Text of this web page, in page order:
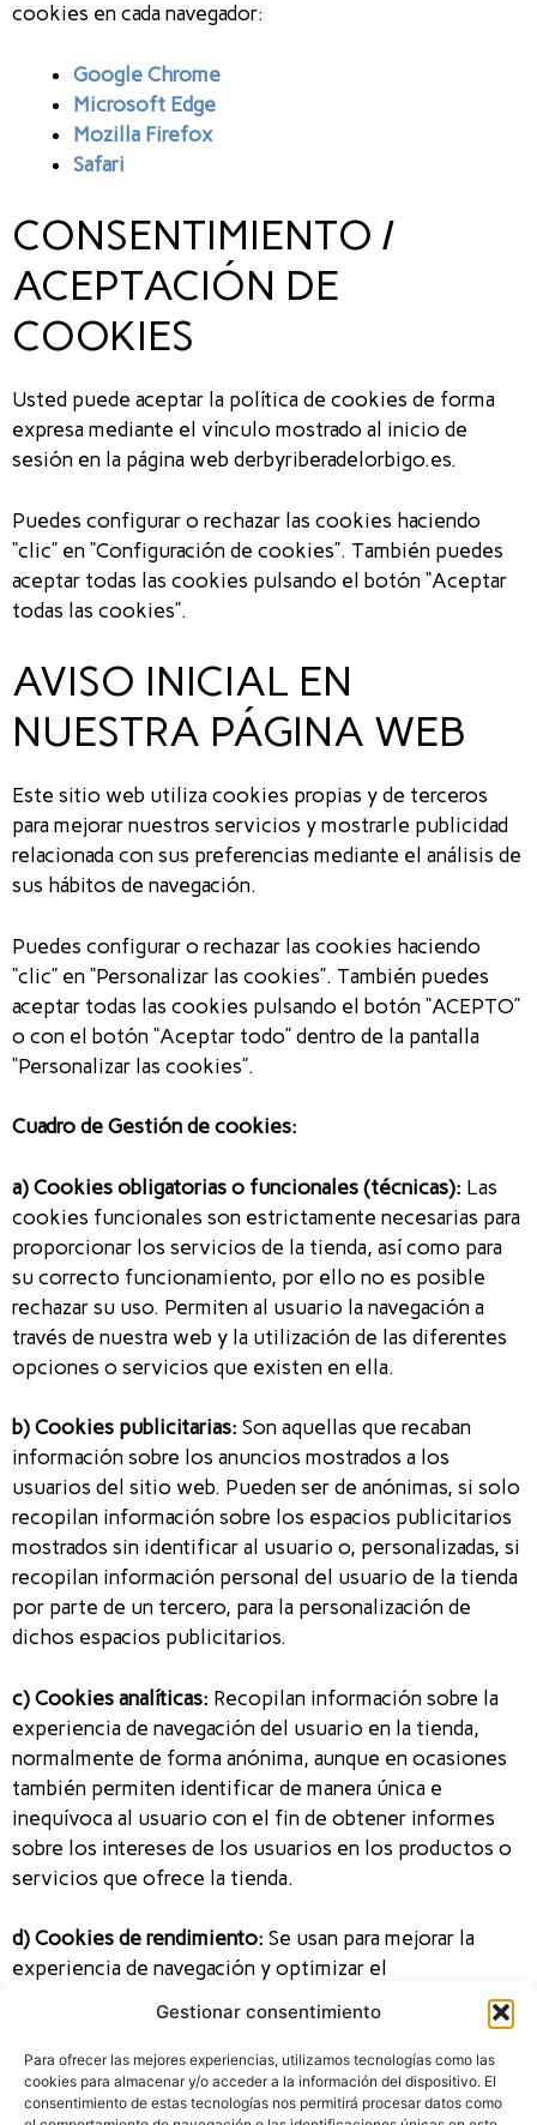
Gestionar consentimiento
Para ofrecer las mejores experiencias, utilizamos tecnologías como las
cookies para almacenar y/o acceder a la información del dispositivo. El
consentimiento de estas tecnologías nos permitirá procesar datos como
cookies en cada navegador:
Google Chrome
Microsoft Edge
Mozilla Firefox
Safari
CONSENTIMIENTO /
ACEPTACIÓN DE
COOKIES
Usted puede aceptar la política de cookies de forma
expresa mediante el vínculo mostrado al inicio de
sesión en la página web derbyriberadelorbigo.es.
Puedes configurar o rechazar las cookies haciendo
“clic” en “Configuración de cookies”. También puedes
aceptar todas las cookies pulsando el botón “Aceptar
todas las cookies”.
AVISO INICIAL EN
NUESTRA PÁGINA WEB
Este sitio web utiliza cookies propias y de terceros
para mejorar nuestros servicios y mostrarle publicidad
relacionada con sus preferencias mediante el análisis de
sus hábitos de navegación.
Puedes configurar o rechazar las cookies haciendo
“clic” en “Personalizar las cookies”. También puedes
aceptar todas las cookies pulsando el botón “ACEPTO”
o con el botón “Aceptar todo” dentro de la pantalla
“Personalizar las cookies”.
Cuadro de Gestión de cookies:
a) Cookies obligatorias o funcionales (técnicas): Las
cookies funcionales son estrictamente necesarias para
proporcionar los servicios de la tienda, así como para
su correcto funcionamiento, por ello no es posible
rechazar su uso. Permiten al usuario la navegación a
través de nuestra web y la utilización de las diferentes
opciones o servicios que existen en ella.
b) Cookies publicitarias: Son aquellas que recaban
información sobre los anuncios mostrados a los
usuarios del sitio web. Pueden ser de anónimas, si solo
recopilan información sobre los espacios publicitarios
mostrados sin identificar al usuario o, personalizadas, si
recopilan información personal del usuario de la tienda
por parte de un tercero, para la personalización de
dichos espacios publicitarios.
c) Cookies analíticas: Recopilan información sobre la
experiencia de navegación del usuario en la tienda,
normalmente de forma anónima, aunque en ocasiones
también permiten identificar de manera única e
inequívoca al usuario con el fin de obtener informes
sobre los intereses de los usuarios en los productos o
servicios que ofrece la tienda.
d) Cookies de rendimiento: Se usan para mejorar la
experiencia de navegación y optimizar el
funcionamiento de la tienda.
e) Otras cookies:Son cookies sin un propósito claro o
aquellas que todavía estamos en proceso de clasificar.